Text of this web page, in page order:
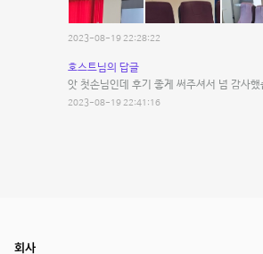
2023-08-19 22:28:22
호스트님의 답글
앗 첫손님인데 후기 좋게 써주셔서 넘 감사
2023-08-19 22:41:16
회사